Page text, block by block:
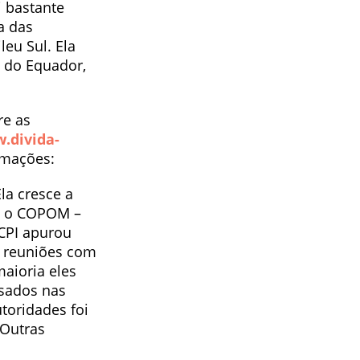
bastante
das
Sul. Ela
Equador,
as
cresce a
COPOM –
apurou
com
eles
nas
foi